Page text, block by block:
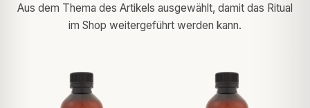
Aus dem Thema des Artikels ausgewählt, damit das Ritual
im Shop weitergeführt werden kann.